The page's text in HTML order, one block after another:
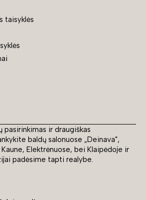
pasirinkimas ir draugiškas
baldų salonuose „Deinava",
Elektrėnuose, bei Klaipėdoje ir
padėsime tapti realybe.
taisyklės